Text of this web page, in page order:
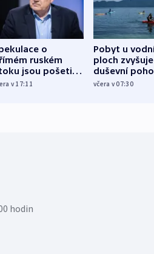
o
ruském
jsou pošetilé,
estonský
v 17:11
Pobyt u
ploch zvyšuje
duševní
ukázala
včera v 07:30
hodin